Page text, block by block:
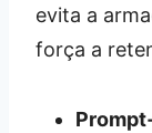
evita a
força a